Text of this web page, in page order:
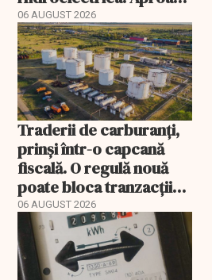
400 de posturi aprobate
06 AUGUST 2026
Traderii de carburanți,
prinși într-o capcană
fiscală. O regulă nouă
poate bloca tranzacții
uzuale
06 AUGUST 2026